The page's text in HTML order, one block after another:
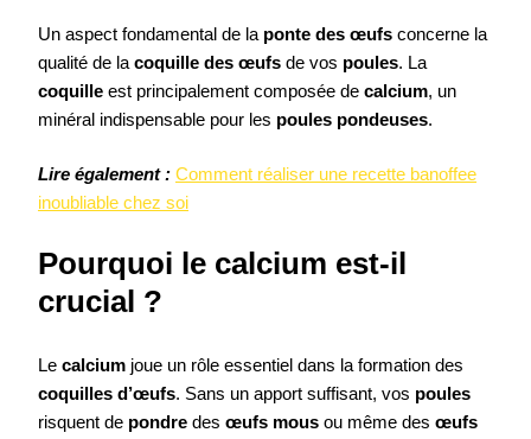
Un aspect fondamental de la ponte des œufs concerne la
qualité de la coquille des œufs de vos poules. La
coquille est principalement composée de calcium, un
minéral indispensable pour les poules pondeuses.
Lire également : Comment réaliser une recette banoffee
inoubliable chez soi
Pourquoi le calcium est-il
crucial ?
Le calcium joue un rôle essentiel dans la formation des
coquilles d’œufs. Sans un apport suffisant, vos poules
risquent de pondre des œufs mous ou même des œufs